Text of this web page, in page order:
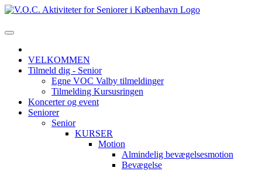
VELKOMMEN
Tilmeld dig - Senior
Egne VOC Valby tilmeldinger
Tilmelding Kursusringen
Koncerter og event
Seniorer
Senior
KURSER
Motion
Almindelig bevægelsesmotion
Bevægelse